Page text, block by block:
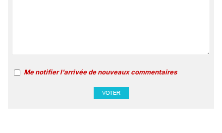
Me notifier l'arrivée de nouveaux commentaires